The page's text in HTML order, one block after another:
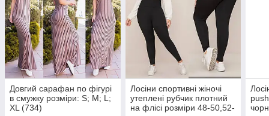
Довгий сарафан по фігурі
в смужку розміри: S; M; L;
XL (734)
Лосіни спортивні жіночі
утеплені рубчик плотний
на флісі розміри 48-50,52-